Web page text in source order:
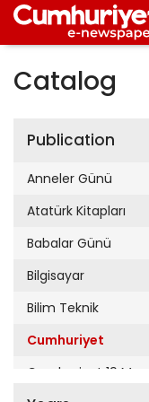
Catalog
Publication
Anneler Günü
Atatürk Kitapları
Babalar Günü
Bilgisayar
Bilim Teknik
Cumhuriyet
Cumhuriyet 19 Mayıs